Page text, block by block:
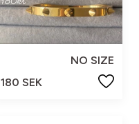
NO SIZE
180 SEK